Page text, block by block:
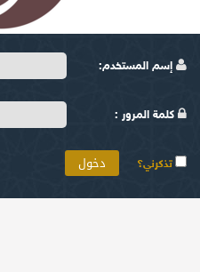
إسم المستخدم:
كلمة المرور :
تذكرني؟